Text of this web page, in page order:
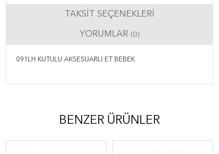
TAKSIT SEÇENEKLERI
YORUMLAR (0)
091LH KUTULU AKSESUARLI ET BEBEK
BENZER ÜRÜNLER